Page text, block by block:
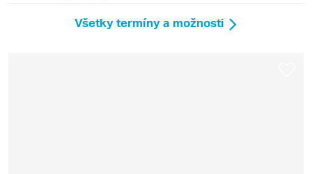
Všetky termíny a možnosti